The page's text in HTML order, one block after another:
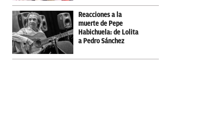
Reacciones a la
muerte de Pepe
Habichuela: de Lolita
a Pedro Sánchez